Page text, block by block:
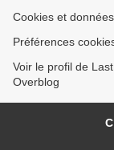
Cookies et
Préférences
Voir le profil de
Overblog